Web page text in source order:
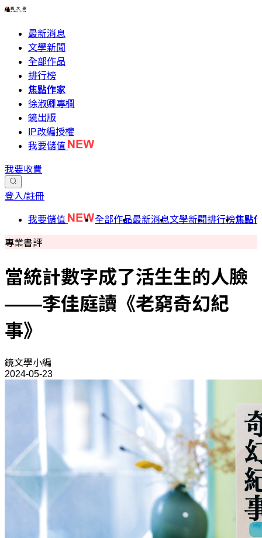
最新消息
文學新聞
全部作品
排行榜
焦點作家
徐淑卿專欄
鏡出版
IP改編授權
我要儲值
我要收費
登入/註冊
我要儲值 全部作品最新消息文學新聞排行榜焦點
專業書評
當統計數字成了活生生的人臉
——李佳庭讀《老窮奇幻紀
事》
鏡文學小編
2024-05-23